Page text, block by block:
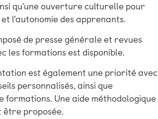
qu’une ouverture culturelle pour
l’autonomie des apprenants.
de presse générale et revues
les formations est disponible.
est également une priorité avec
personnalisés, ainsi que
formations. Une aide méthodologique
être proposée.